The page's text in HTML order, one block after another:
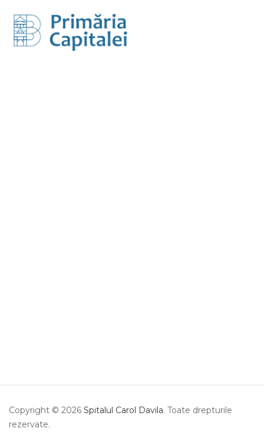
Copyright © 2026 Spitalul Carol Davila. Toate drepturile
rezervate.